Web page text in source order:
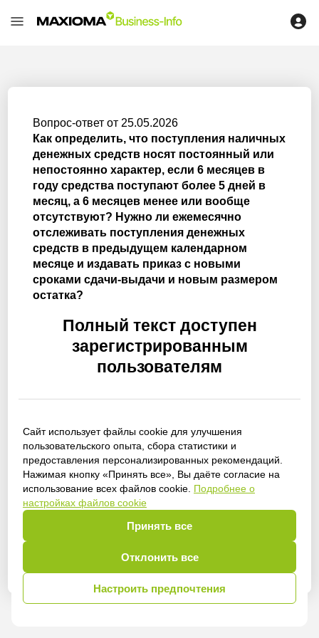
Сайт использует файлы cookie для улучшения
пользовательского опыта, сбора статистики и
предоставления персонализированных рекомендаций.
Нажимая кнопку «Принять все», Вы даёте согласие на
использование всех файлов cookie. Подробнее о
настройках файлов cookie
Принять все
Отклонить все
Настроить предпочтения
Вопрос-ответ от 25.05.2026
Как определить, что поступления наличных
денежных средств носят постоянный или
непостоянно характер, если 6 месяцев в
году средства поступают более 5 дней в
месяц, а 6 месяцев менее или вообще
отсутствуют? Нужно ли ежемесячно
отслеживать поступления денежных
средств в предыдущем календарном
месяце и издавать приказ с новыми
сроками сдачи-выдачи и новым размером
остатка?
Полный текст доступен
зарегистрированным
пользователям
Получить доступ
Войти